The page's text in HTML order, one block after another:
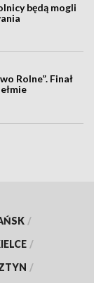
będą mogli
Rolne”. Finał
/
/
/